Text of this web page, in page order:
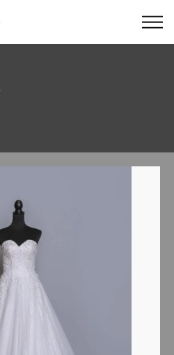
US
BLOG
問い合わせはこちら